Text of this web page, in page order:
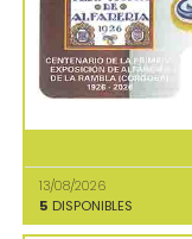
13/08/2026
5 DISPONIBLES